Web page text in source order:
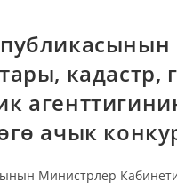
ачык
Министрлер